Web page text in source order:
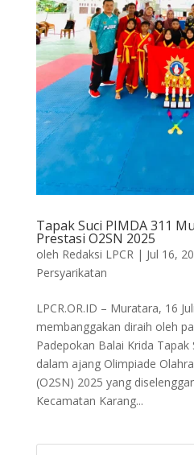
Tapak Suci PIMDA 311
Prestasi O2SN 2025
oleh Redaksi LPCR | Jul 16,
Persyarikatan
LPCR.OR.ID – Muratara, 16
membanggakan diraih oleh
Padepokan Balai Krida
dalam ajang Olimpiade
(O2SN) 2025 yang
Kecamatan Karang...